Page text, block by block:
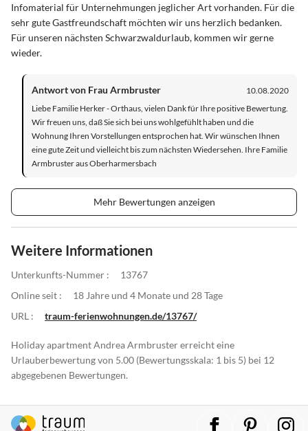
Infomaterial für Unternehmungen jeglicher Art vorhanden. Für die
sehr gute Gastfreundschaft möchten wir uns herzlich bedanken.
Für unseren nächsten Schwarzwaldurlaub, kommen wir gerne
wieder.
Antwort von Frau Armbruster
10.08.2020
Liebe Familie Herker - Orthaus, vielen Dank für Ihre positive Bewertung.
Wir freuen uns, daß Sie sich bei uns wohlgefühlt haben und die
Wohnung Ihren Vorstellungen entsprochen hat. Wir wünschen Ihnen
eine gute Zeit und vielleicht bis zum nächsten Wiedersehen. Ihre Familie
Armbruster aus Oberharmersbach
Mehr Bewertungen anzeigen
Weitere Informationen
Unterkunfts-Nummer :
13767
Online seit :
18 Jahre und 4 Monate und 28 Tage
URL :
traum-ferienwohnungen.de/13767/
Holiday apartment Andrea Armbruster erreicht eine
Urlauberbewertung von 5.00 (Bewertungsskala: 1 bis 5) bei 12
abgegebenen Bewertungen.